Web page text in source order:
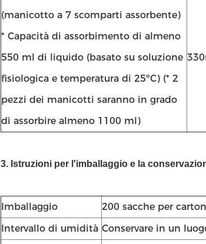
(manicotto a 7 scomparti assorbente)
* Capacità di assorbimento di almeno
550 ml di liquido (basato su soluzione
fisiologica e temperatura di 25ºC) (* 2
pezzi dei manicotti saranno in grado
di assorbire almeno 1100 ml)
3. Istruzioni per l'imballaggio e la
Imballaggio
200 sacche per
Intervallo di umidità Conservare in un